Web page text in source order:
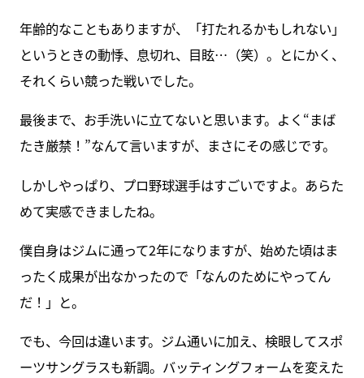
年齢的なこともありますが、「打たれるかもしれない」
というときの動悸、息切れ、目眩…（笑）。とにかく、
それくらい競った戦いでした。
最後まで、お手洗いに立てないと思います。よく“まば
たき厳禁！”なんて言いますが、まさにその感じです。
しかしやっぱり、プロ野球選手はすごいですよ。あらた
めて実感できましたね。
僕自身はジムに通って2年になりますが、始めた頃はま
ったく成果が出なかったので「なんのためにやってん
だ！」と。
でも、今回は違います。ジム通いに加え、検眼してスポ
ーツサングラスも新調。バッティングフォームを変えた